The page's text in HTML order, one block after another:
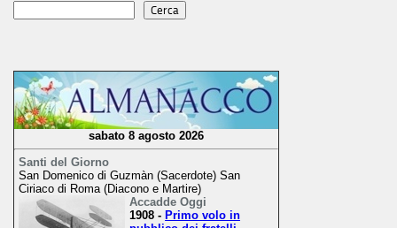
Cerca